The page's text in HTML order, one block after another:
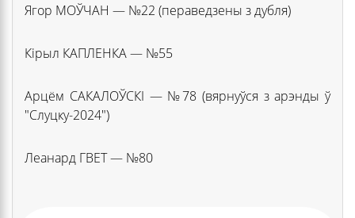
Ягор МОЎЧАН — №22 (пераведзены з дубля)
Кірыл КАПЛЕНКА — №55
Арцём САКАЛОЎСКІ — №78 (вярнуўся з арэнды ў
"Слуцку-2024")
Леанард ГВЕТ — №80